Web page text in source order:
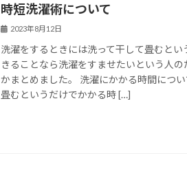
時短洗濯術について
2023年8月12日
洗濯をするときには洗って干して畳むと
きることなら洗濯をすませたいという人
かまとめました。 洗濯にかかる時間につい
畳むというだけでかかる時 […]